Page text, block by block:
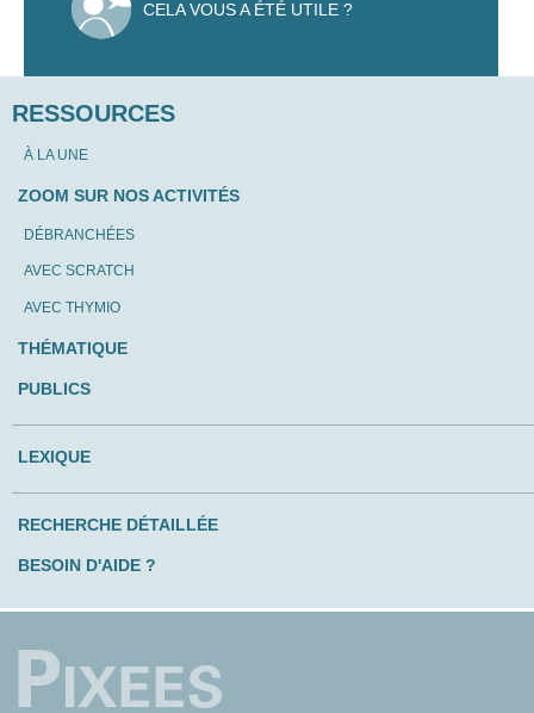
CELA VOUS A ÉTÉ UTILE ?
RESSOURCES
À LA UNE
ZOOM SUR NOS ACTIVITÉS
DÉBRANCHÉES
AVEC SCRATCH
AVEC THYMIO
THÉMATIQUE
PUBLICS
LEXIQUE
RECHERCHE DÉTAILLÉE
BESOIN D'AIDE ?